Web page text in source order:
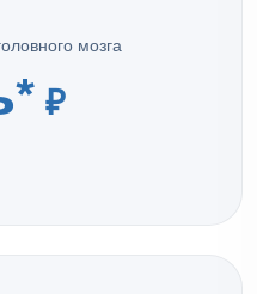
мозга
* ₽